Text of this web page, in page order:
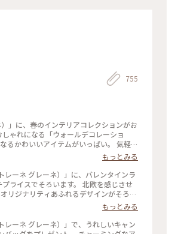
755
」に、春のインテリアコレクションがお
いいアイテムがいっぱい。 気軽に
もっとみる
ーネ グレーネ）」に、バレンタインラ
リジナリティあふれるデザインがそろっ
もっとみる
ーネ グレーネ）」で、うれしいキャン